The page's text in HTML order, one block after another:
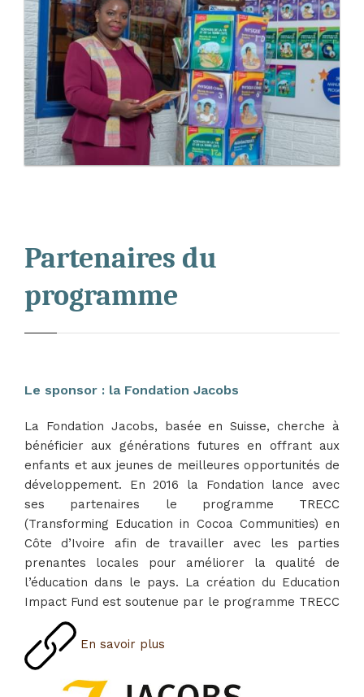
Partenaires du
programme
Le sponsor : la Fondation Jacobs
La Fondation Jacobs, basée en Suisse, cherche à
bénéficier aux générations futures en offrant aux
enfants et aux jeunes de meilleures opportunités de
développement. En 2016 la Fondation lance avec
ses partenaires le programme TRECC
(Transforming Education in Cocoa Communities) en
Côte d’Ivoire afin de travailler avec les parties
prenantes locales pour améliorer la qualité de
l’éducation dans le pays. La création du Education
Impact Fund est soutenue par le programme TRECC
En savoir plus